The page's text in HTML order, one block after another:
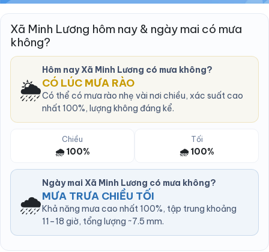
Xã Minh Lương hôm nay & ngày mai có mưa
không?
🌦️
Hôm nay Xã Minh Lương có mưa không?
CÓ LÚC MƯA RÀO
Có thể có mưa rào nhẹ vài nơi chiều, xác suất cao
nhất 100%, lượng không đáng kể.
Chiều
🌧️ 100%
Tối
🌧️ 100%
🌧️
Ngày mai Xã Minh Lương có mưa không?
MƯA TRƯA CHIỀU TỐI
Khả năng mưa cao nhất 100%, tập trung khoảng
11–18 giờ, tổng lượng ~7.5 mm.